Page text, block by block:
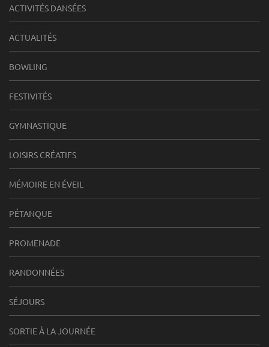
ACTIVITÉS DANSÉES
ACTUALITÉS
BOWLING
FESTIVITÉS
GYMNASTIQUE
LOISIRS CRÉATIFS
MÉMOIRE EN ÉVEIL
PÉTANQUE
PROMENADE
RANDONNÉES
SÉJOURS
SORTIE À LA JOURNÉE